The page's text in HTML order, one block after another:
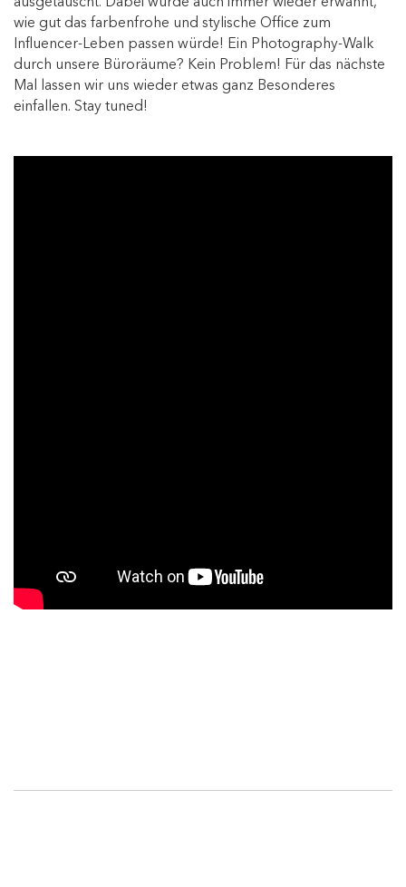
wie gut das farbenfrohe und stylische Office zum
Influencer-Leben passen würde! Ein Photography-Walk
durch unsere Büroräume? Kein Problem! Für das nächste
Mal lassen wir uns wieder etwas ganz Besonderes
einfallen. Stay tuned!